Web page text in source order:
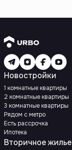
Новостройки
1 комнатные квартиры
2 комнатные квартиры
3 комнатные квартиры
Рядом с метро
Есть рассрочка
Ипотека
Вторичное жилье